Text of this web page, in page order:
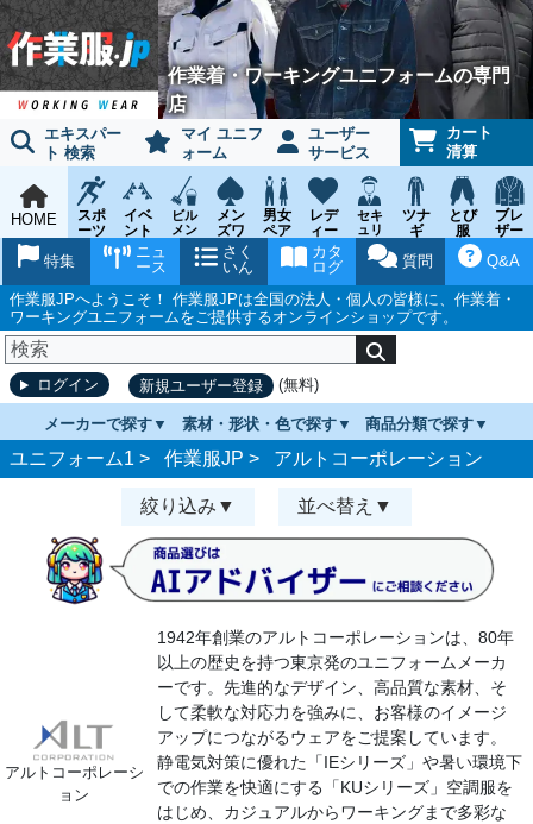
作業着・ワーキングユニフォームの専門
店
エキスパー
ト 検索
マイ ユニフ
ォーム
ユーザー
サービス
カート
清算
HOME
スポ
ーツ
ウェ
イベ
ント
チー
ム
ビル
メン
ンス
メン
ズワ
ーキ
ング
男女
ペア
レデ
ィー
ス
ワー
キン
グ
セキ
ュリ
ティ
ウェ
ツナ
ギ
とび
服
鳶作
業用
ブレ
ザー
ツ
Q&A
質問
カタ
ログ
さく
いん
ニュ
ース
特集
作業服JPへようこそ！ 作業服JPは全国の法人・個人の皆様に、作業着・
ワーキングユニフォームをご提供するオンラインショップです。
ログイン 新規ユーザー登録 (無料)
メーカーで探す 素材・形状・色で探す 商品分類で探す
ユニフォーム1 > 作業服JP > アルトコーポレーション
絞り込み 並べ替え
アルトコーポレーシ
ョン
1942年創業のアルトコーポレーションは、80年
以上の歴史を持つ東京発のユニフォームメーカ
ーです。先進的なデザイン、高品質な素材、そ
して柔軟な対応力を強みに、お客様のイメージ
アップにつながるウェアをご提案しています。
静電気対策に優れた「IEシリーズ」や暑い環境下
での作業を快適にする「KUシリーズ」空調服を
はじめ、カジュアルからワーキングまで多彩な